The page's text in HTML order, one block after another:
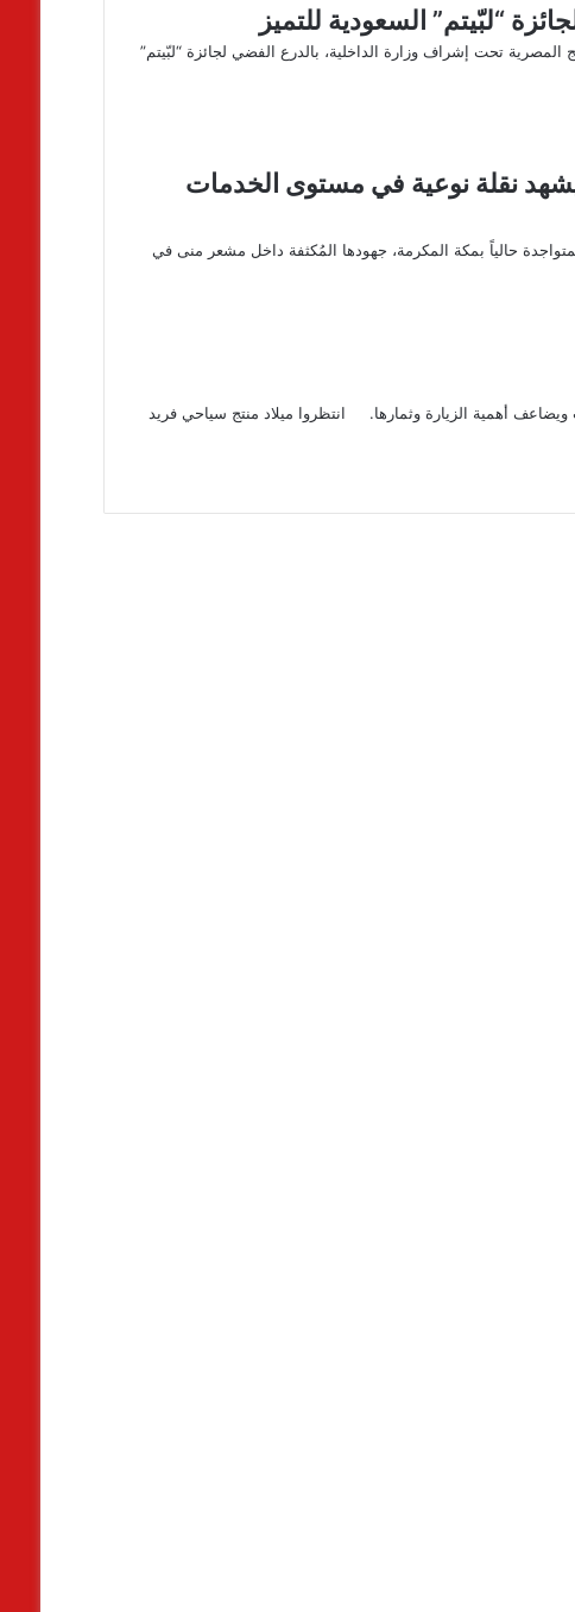
“لبّيتم” السعودية للتميز
تحت إشراف وزارة الداخلية، بالدرع الفضي لجائزة “لبّيتم”
نقلة نوعية في مستوى الخدمات
حالياً بمكة المكرمة، جهودها المُكثفة داخل مشعر منى في
أهمية الزيارة وثمارها. انتظروا ميلاد منتج سياحي فريد